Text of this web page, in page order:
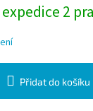
2
Přidat do košíku